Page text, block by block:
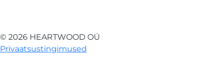
© 2026 HEARTWOOD OÜ
Privaatsustingimused